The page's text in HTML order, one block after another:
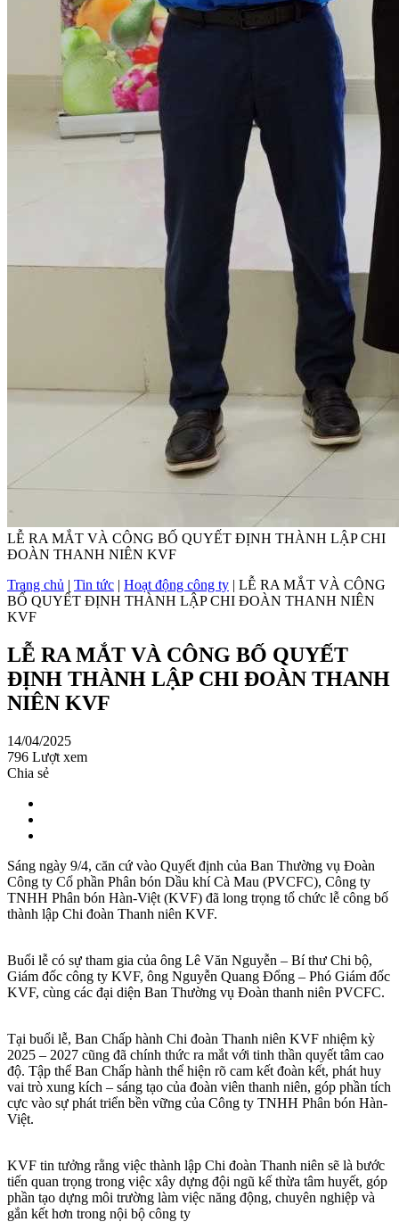
LỄ RA MẮT VÀ CÔNG BỐ QUYẾT ĐỊNH THÀNH LẬP CHI
ĐOÀN THANH NIÊN KVF
Trang chủ | Tin tức | Hoạt động công ty | LỄ RA MẮT VÀ CÔNG
BỐ QUYẾT ĐỊNH THÀNH LẬP CHI ĐOÀN THANH NIÊN
KVF
LỄ RA MẮT VÀ CÔNG BỐ QUYẾT
ĐỊNH THÀNH LẬP CHI ĐOÀN THANH
NIÊN KVF
14/04/2025
796 Lượt xem
Chia sẻ
Sáng ngày 9/4, căn cứ vào Quyết định của Ban Thường vụ Đoàn
Công ty Cổ phần Phân bón Dầu khí Cà Mau (PVCFC), Công ty
TNHH Phân bón Hàn-Việt (KVF) đã long trọng tổ chức lễ công bố
thành lập Chi đoàn Thanh niên KVF.
Buổi lễ có sự tham gia của ông Lê Văn Nguyễn – Bí thư Chi bộ,
Giám đốc công ty KVF, ông Nguyễn Quang Đổng – Phó Giám đốc
KVF, cùng các đại diện Ban Thường vụ Đoàn thanh niên PVCFC.
Tại buổi lễ, Ban Chấp hành Chi đoàn Thanh niên KVF nhiệm kỳ
2025 – 2027 cũng đã chính thức ra mắt với tinh thần quyết tâm cao
độ. Tập thể Ban Chấp hành thể hiện rõ cam kết đoàn kết, phát huy
vai trò xung kích – sáng tạo của đoàn viên thanh niên, góp phần tích
cực vào sự phát triển bền vững của Công ty TNHH Phân bón Hàn-
Việt.
KVF tin tưởng rằng việc thành lập Chi đoàn Thanh niên sẽ là bước
tiến quan trọng trong việc xây dựng đội ngũ kế thừa tâm huyết, góp
phần tạo dựng môi trường làm việc năng động, chuyên nghiệp và
gắn kết hơn trong nội bộ công ty